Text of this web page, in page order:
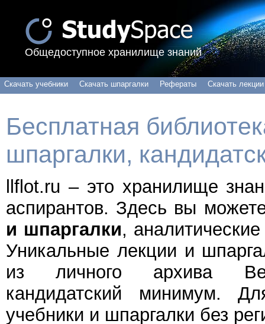
Общедоступное хранилище знаний
Скачать учебники Скачать шпаргалки Рефераты Скачать лекции
Бесплатная
шпаргалки,
llflot.ru – это хранилище
аспирантов. Здесь вы
и шпаргалки,
Уникальные лекции и
из личного архива
кандидатский минимум.
учебники и шпаргалки без